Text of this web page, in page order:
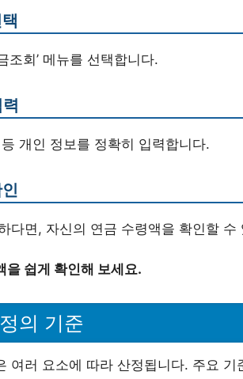
조회’ 메뉴를 선택합니다.
개인 정보를 정확히 입력합니다.
다면, 자신의 연금 수령액을 확인할 수
을 쉽게 확인해 보세요.
의 기준
여러 요소에 따라 산정됩니다. 주요 기